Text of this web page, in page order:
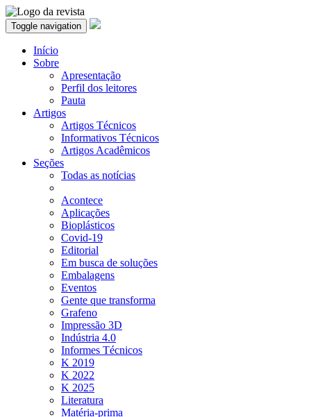
Toggle navigation
Início
Sobre
Apresentação
Perfil dos leitores
Pauta
Artigos
Artigos Técnicos
Informativos Técnicos
Artigos Acadêmicos
Seções
Todas as notícias
Acontece
Aplicações
Bioplásticos
Covid-19
Editorial
Em busca de soluções
Embalagens
Eventos
Gente que transforma
Grafeno
Impressão 3D
Indústria 4.0
Informes Técnicos
K 2019
K 2022
K 2025
Literatura
Matéria-prima